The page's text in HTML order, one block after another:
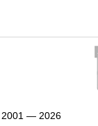
2001 — 2026